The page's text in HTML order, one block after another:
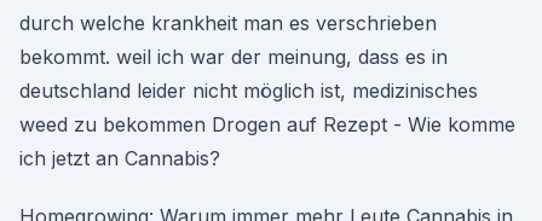
durch welche krankheit man es verschrieben
bekommt. weil ich war der meinung, dass es in
deutschland leider nicht möglich ist, medizinisches
weed zu bekommen Drogen auf Rezept - Wie komme
ich jetzt an Cannabis?
Homegrowing: Warum immer mehr Leute Cannabis in